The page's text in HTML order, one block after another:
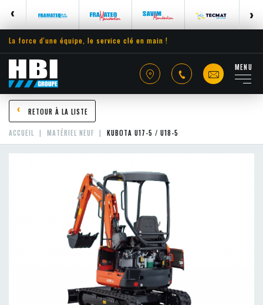
La force d'une équipe, le service clé en main !
MENU
RETOUR À LA LISTE
ACCUEIL MATÉRIEL NEUF KUBOTA U17-5 / U18-5